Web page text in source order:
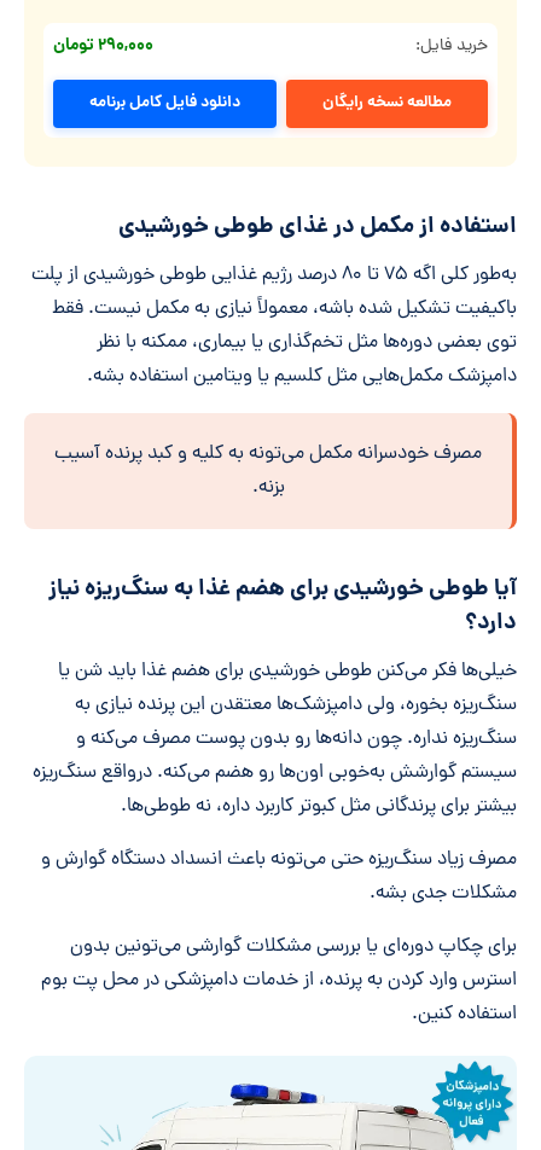
خرید فایل: ۲۹۰,۰۰۰ تومان
مطالعه نسخه رایگان دانلود فایل کامل برنامه
استفاده از مکمل در غذای طوطی خورشیدی
به‌طور کلی اگه ۷۵ تا ۸۰ درصد رژیم غذایی طوطی خورشیدی از پلت
باکیفیت تشکیل شده باشه، معمولاً نیازی به مکمل نیست. فقط
توی بعضی دوره‌ها مثل تخم‌گذاری یا بیماری، ممکنه با نظر
دامپزشک مکمل‌هایی مثل کلسیم یا ویتامین استفاده بشه.
مصرف خودسرانه مکمل می‌تونه به کلیه و کبد پرنده آسیب
بزنه.
آیا طوطی خورشیدی برای هضم غذا به سنگ‌ریزه نیاز
دارد؟
خیلی‌ها فکر می‌کنن طوطی خورشیدی برای هضم غذا باید شن یا
سنگ‌ریزه بخوره، ولی دامپزشک‌ها معتقدن این پرنده نیازی به
سنگ‌ریزه نداره. چون دانه‌ها رو بدون پوست مصرف می‌کنه و
سیستم گوارشش به‌خوبی اون‌ها رو هضم می‌کنه. درواقع سنگ‌ریزه
بیشتر برای پرندگانی مثل کبوتر کاربرد داره، نه طوطی‌ها.
مصرف زیاد سنگ‌ریزه حتی می‌تونه باعث انسداد دستگاه گوارش و
مشکلات جدی بشه.
برای چکاپ دوره‌ای یا بررسی مشکلات گوارشی می‌تونین بدون
استرس وارد کردن به پرنده، از خدمات دامپزشکی در محل پت بوم
استفاده کنین.